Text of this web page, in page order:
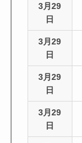
3月29
日
3月29
日
3月29
日
3月29
日